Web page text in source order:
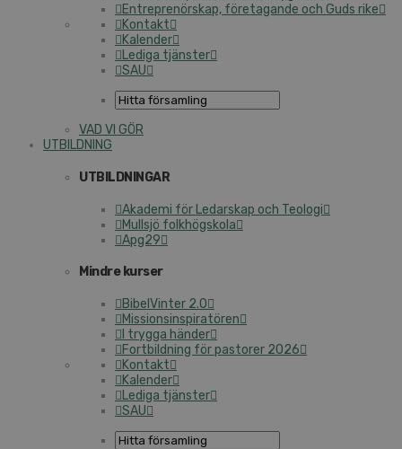
Entreprenörskap, företagande och Guds rike
Kontakt
Kalender
Lediga tjänster
SAU
VAD VI GÖR
UTBILDNING
UTBILDNINGAR
Akademi för Ledarskap och Teologi
Mullsjö folkhögskola
Apg29
Mindre kurser
BibelVinter 2.0
Missionsinspiratören
I trygga händer
Fortbildning för pastorer 2026
Kontakt
Kalender
Lediga tjänster
SAU